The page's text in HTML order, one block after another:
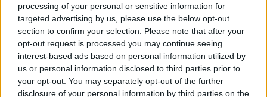
processing of your personal or sensitive information for
targeted advertising by us, please use the below opt-out
section to confirm your selection. Please note that after your
opt-out request is processed you may continue seeing
interest-based ads based on personal information utilized by
us or personal information disclosed to third parties prior to
your opt-out. You may separately opt-out of the further
disclosure of your personal information by third parties on the
Flydde i kajak – greps
På söndagsmorgonen följde polisen en man
på Långsjön […]